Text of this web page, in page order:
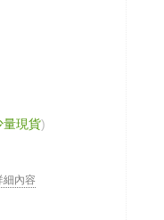
量現貨)
細內容